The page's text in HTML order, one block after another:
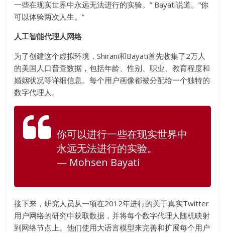
一些在现实世界中永远无法进行的实验。” Bayati说道。“你
可以体验两次人生。”
人工智能代理人网络
为了创建这个虚拟环境，Shirani和Bayati首先收集了2万人
的美国人口普查数据，包括年龄、性别、职业、教育程度和
婚姻状况等详细信息。每个用户画像都被分配给一个独特的
数字代理人。
你可以进行一些在现实世界中
永远无法进行的实验。
— Mohsen Bayati
接下来，研究人员从一项在2012年进行的关于真实Twitter
用户网络的研究中获取数据，并将每个数字代理人随机映射
到网络节点上。他们使用大语言模型来完善和扩展每个用户